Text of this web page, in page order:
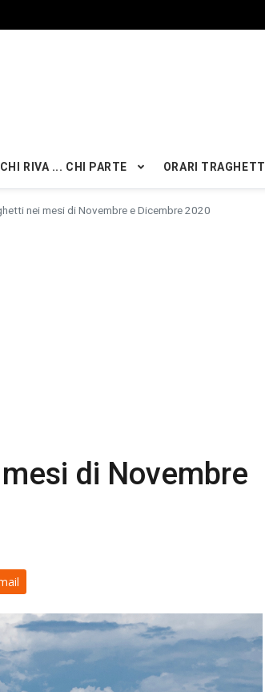
CHI RIVA ... CHI PARTE ORARI TRAGHETTI
nei mesi di Novembre e Dicembre 2020
di Novembre